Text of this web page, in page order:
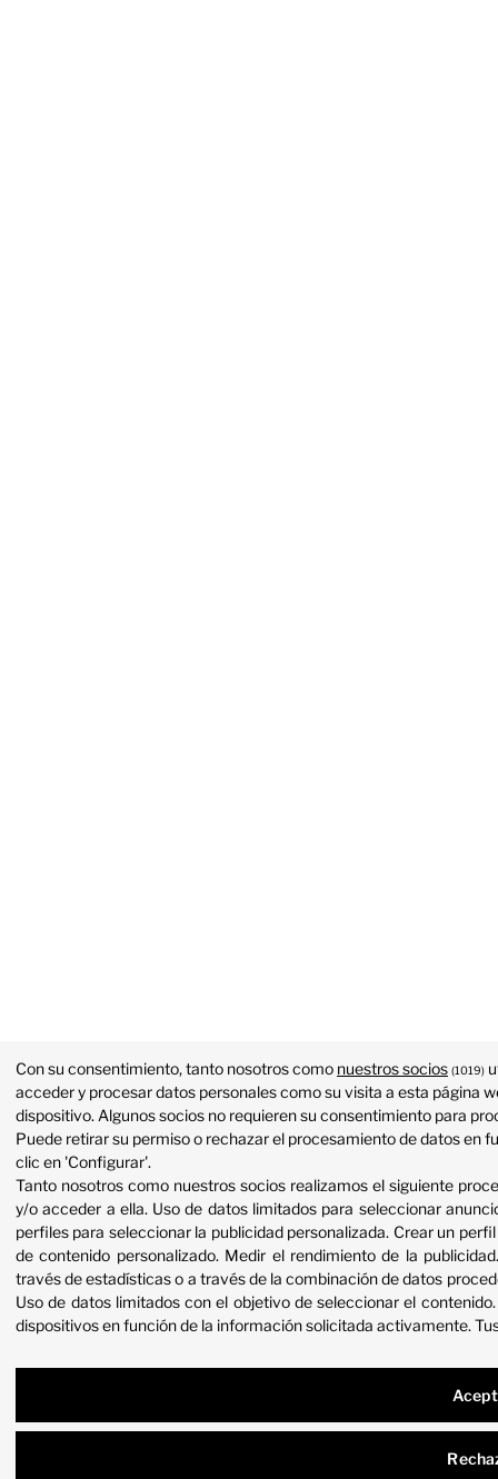
Con su consentimiento, tanto nosotros como nuestros socios (1019)
acceder y procesar datos personales como su visita a esta página
dispositivo. Algunos socios no requieren su consentimiento para
Puede retirar su permiso o rechazar el procesamiento de datos en
clic en 'Configurar'.
Tanto nosotros como nuestros socios realizamos el siguiente
y/o acceder a ella. Uso de datos limitados para seleccionar
perfiles para seleccionar la publicidad personalizada. Crear un
de contenido personalizado. Medir el rendimiento de la publicidad
través de estadísticas o a través de la combinación de datos
Uso de datos limitados con el objetivo de seleccionar el contenido
dispositivos en función de la información solicitada activamente.